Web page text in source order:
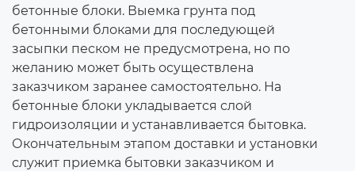
бетонные блоки. Выемка грунта под
бетонными блоками для последующей
засыпки песком не предусмотрена, но по
желанию может быть осуществлена
заказчиком заранее самостоятельно. На
бетонные блоки укладывается слой
гидроизоляции и устанавливается бытовка.
Окончательным этапом доставки и установки
служит приемка бытовки заказчиком и